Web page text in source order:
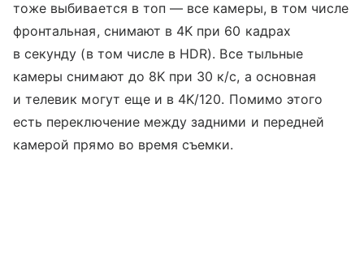
тоже выбивается в топ — все камеры, в том числе
фронтальная, снимают в 4K при 60 кадрах
в секунду (в том числе в HDR). Все тыльные
камеры снимают до 8K при 30 к/с, а основная
и телевик могут еще и в 4K/120. Помимо этого
есть переключение между задними и передней
камерой прямо во время съемки.